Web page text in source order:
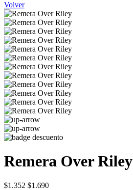
Volver
Remera Over Riley
$1.352 $1.690